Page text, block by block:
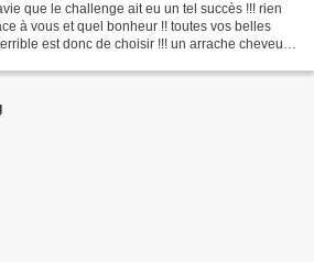
que le challenge ait eu un tel succès !!! rien
à vous et quel bonheur !! toutes vos belles
est donc de choisir !!! un arrache cheveux